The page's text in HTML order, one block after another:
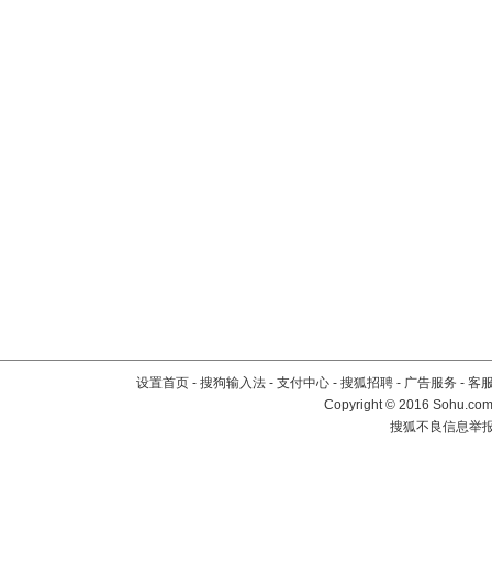
设置首页 - 搜狗输入法 - 支付中心 - 搜狐招聘 - 广告服务 - 客
Copyright©2016
搜狐不良信息举